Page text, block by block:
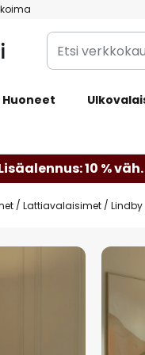
Etsi
verkkokaupan
Huoneet
10 %
Lattiavalaisimet